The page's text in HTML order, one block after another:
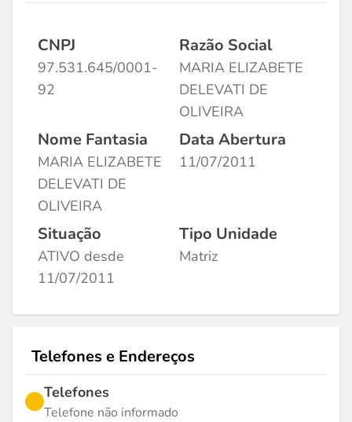
CNPJ
97.531.645/0001-
92
Razão Social
MARIA ELIZABETE
DELEVATI DE
OLIVEIRA
Nome Fantasia
MARIA ELIZABETE
DELEVATI DE
OLIVEIRA
Data Abertura
11/07/2011
Situação
ATIVO desde
11/07/2011
Tipo Unidade
Matriz
Telefones e Endereços
Telefones
Telefone não informado